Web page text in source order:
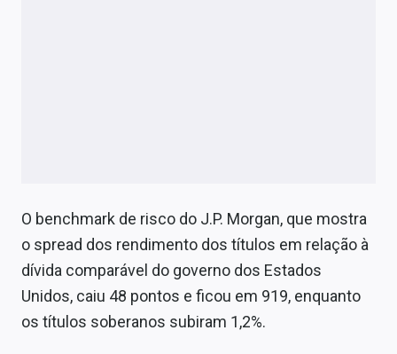
Sobre
Contato
O benchmark de risco do J.P. Morgan, que mostra
o spread dos rendimento dos títulos em relação à
dívida comparável do governo dos Estados
Unidos, caiu 48 pontos e ficou em 919, enquanto
os títulos soberanos subiram 1,2%.